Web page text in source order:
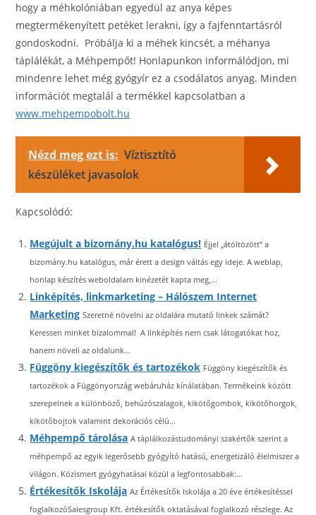
hogy a méhkolóniában egyedül az anya képes
megtermékenyített petéket lerakni, így a fajfenntartásról
gondoskodni. Próbálja ki a méhek kincsét, a méhanya
táplálékát, a Méhpempőt! Honlapunkon informálódjon, mi
mindenre lehet még gyógyír ez a csodálatos anyag. Minden
információt megtalál a termékkel kapcsolatban a
www.mehpempobolt.hu
Nézd meg ezt is: Víztisztító
készüléket javasolok
Kapcsolódó:
Megújult a bizomány.hu katalógus! Éjjel „átöltözött” a
bizomány.hu katalógus, már érett a design váltás egy ideje. A weblap,
honlap készítés weboldalam kinézetét kapta meg,...
Linképítés, linkmarketing – Hálószem Internet
Marketing Szeretné növelni az oldalára mutató linkek számát?
Keressen minket bizalommal! A linképítés nem csak látogatókat hoz,
hanem növeli az oldalunk...
Függöny kiegészítők és tartozékok Függöny kiegészítők és
tartozékok a Függönyország webáruház kínálatában. Termékeink között
szerepelnek a különböző, behúzószalagok, kikötőgombok, kikötőhorgok,
kikötőbojtok valamint dekorációs célú...
Méhpempő tárolása A táplálkozástudományi szakértők szerint a
méhpempő az egyik legerősebb gyógyító hatású, energetizáló élelmiszer a
világon. Közismert gyógyhatásai közül a legfontosabbak:...
Értékesítők Iskolája Az Értékesítők Iskolája a 20 éve értékesítéssel
foglalkozóSalesgroup Kft. értékesítők oktatásával foglalkozó részlege. Az